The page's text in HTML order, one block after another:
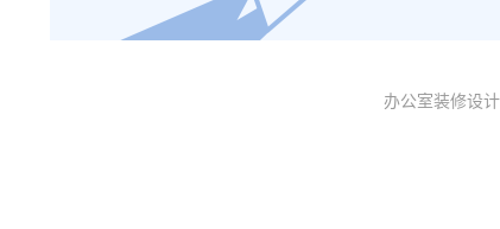
办公室装修设计